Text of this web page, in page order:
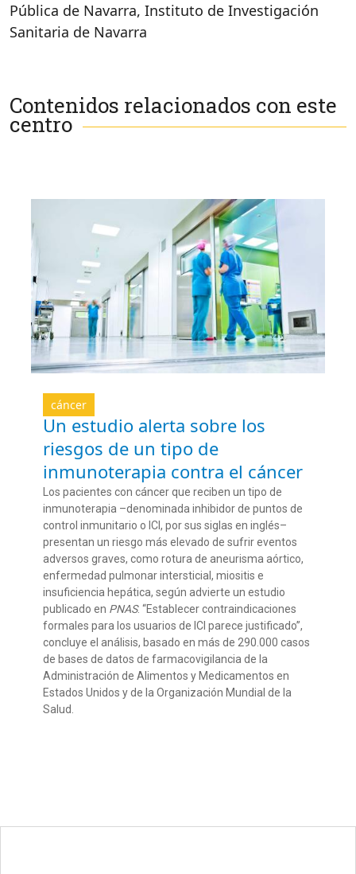
Pública de Navarra, Instituto de Investigación
Sanitaria de Navarra
Contenidos relacionados con este
centro
cáncer
Un estudio alerta sobre los
riesgos de un tipo de
inmunoterapia contra el cáncer
Los pacientes con cáncer que reciben un tipo de
inmunoterapia –denominada inhibidor de puntos de
control inmunitario o ICI, por sus siglas en inglés–
presentan un riesgo más elevado de sufrir eventos
adversos graves, como rotura de aneurisma aórtico,
enfermedad pulmonar intersticial, miositis e
insuficiencia hepática, según advierte un estudio
publicado en PNAS. “Establecer contraindicaciones
formales para los usuarios de ICI parece justificado”,
concluye el análisis, basado en más de 290.000 casos
de bases de datos de farmacovigilancia de la
Administración de Alimentos y Medicamentos en
Estados Unidos y de la Organización Mundial de la
Salud.